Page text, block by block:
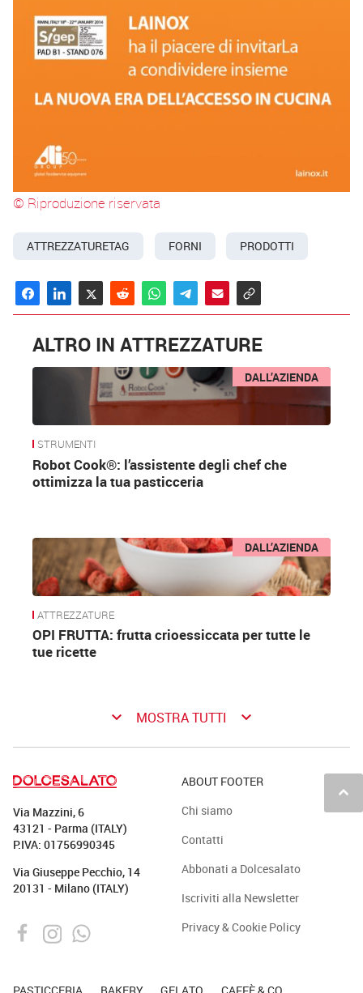
© Riproduzione riservata
ATTREZZATURETAG FORNI PRODOTTI
ALTRO IN ATTREZZATURE
DALL’AZIENDA
STRUMENTI
Robot Cook®: l’assistente degli chef che
ottimizza la tua pasticceria
DALL’AZIENDA
ATTREZZATURE
OPI FRUTTA: frutta crioessiccata per tutte le
tue ricette
keyboard_arrow_down MOSTRA TUTTI keyboard_arrow_down
keyboard_arrow_up
Via Mazzini, 6
43121 - Parma (ITALY)
P.IVA: 01756990345
Via Giuseppe Pecchio, 14
20131 - Milano (ITALY)
ABOUT FOOTER
Chi siamo
Contatti
Abbonati a Dolcesalato
Iscriviti alla Newsletter
Privacy & Cookie Policy